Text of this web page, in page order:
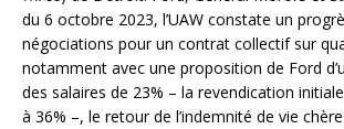
du 6 octobre 2023, l’UAW constate un
négociations pour un contrat collectif sur
notamment avec une proposition de Ford
des salaires de 23% – la revendication initiale
à 36% –, le retour de l’indemnité de vie